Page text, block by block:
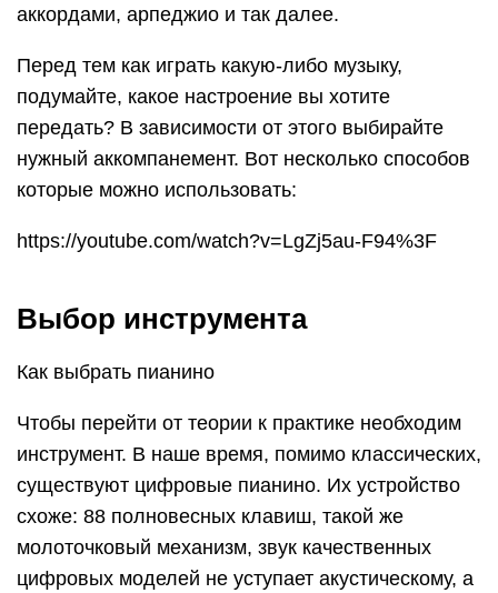
аккордами, арпеджио и так далее.
Перед тем как играть какую-либо музыку,
подумайте, какое настроение вы хотите
передать? В зависимости от этого выбирайте
нужный аккомпанемент. Вот несколько способов
которые можно использовать:
https://youtube.com/watch?v=LgZj5au-F94%3F
Выбор инструмента
Как выбрать пианино
Чтобы перейти от теории к практике необходим
инструмент. В наше время, помимо классических,
существуют цифровые пианино. Их устройство
схоже: 88 полновесных клавиш, такой же
молоточковый механизм, звук качественных
цифровых моделей не уступает акустическому, а